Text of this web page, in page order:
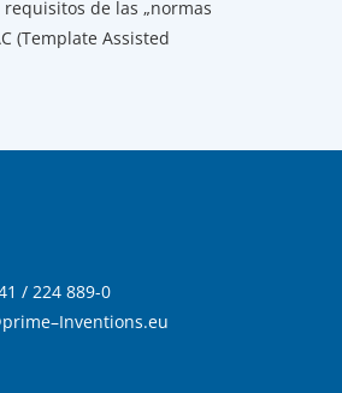
de las „normas
(Template Assisted
/ 224 889-0
prime–Inventions.eu